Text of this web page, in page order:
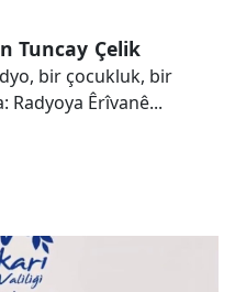
Tuncay Çelik
bir çocukluk, bir
Radyoya Êrîvanê...